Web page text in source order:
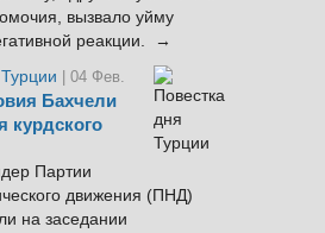
вызвало уйму
реакции. →
| 04 Фев.
Бахчели
курдского
Партии
движения (ПНД)
на заседании